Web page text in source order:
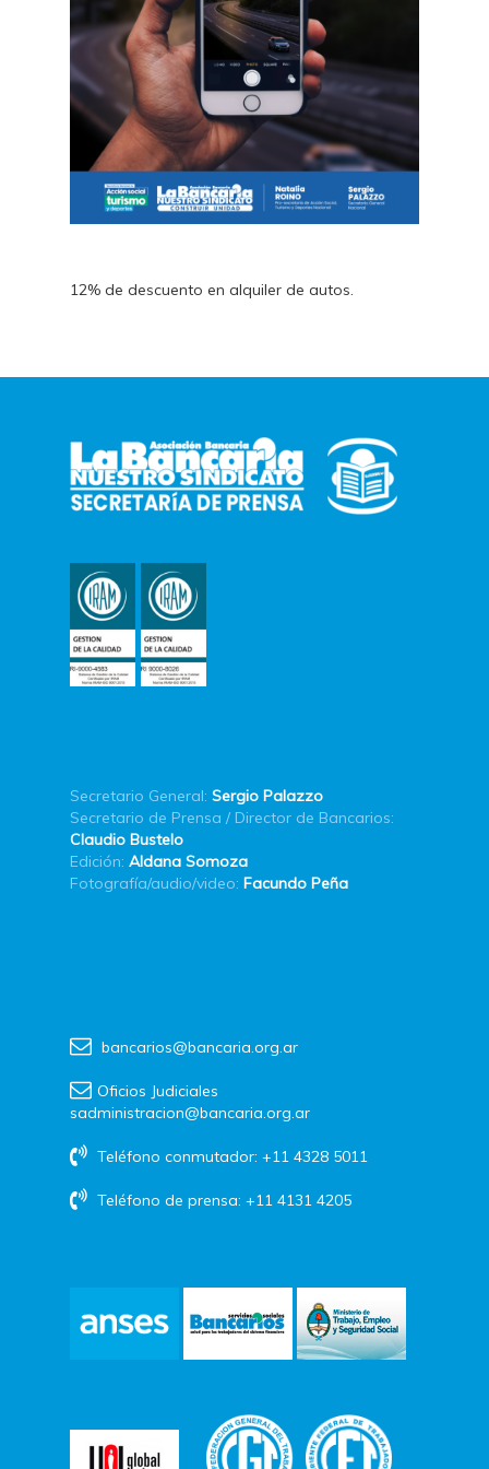
12% de descuento en alquiler de autos.
Secretario General: Sergio Palazzo
Secretario de Prensa / Director de Bancarios:
Claudio Bustelo
Edición: Aldana Somoza
Fotografía/audio/video: Facundo Peña
bancarios@bancaria.org.ar
Oficios Judiciales
sadministracion@bancaria.org.ar
Teléfono conmutador: +11 4328 5011
Teléfono de prensa: +11 4131 4205